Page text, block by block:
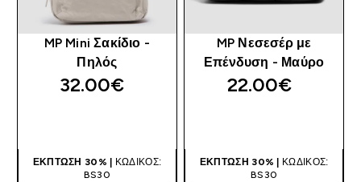
MP Mini Σακίδιο -
Πηλός
32.00€‎
ΈΚΠΤΩΣΗ 30% |
ΚΩΔΙΚΌΣ:
BS30
MP Νεσεσέρ με
Επένδυση - Μαύρο
22.00€‎
ΈΚΠΤΩΣΗ 30% |
ΚΩΔΙΚΌΣ:
BS30